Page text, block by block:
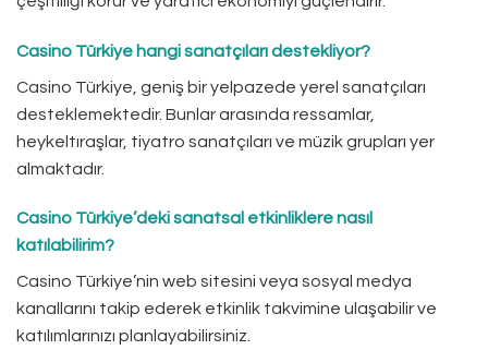
Casino Türkiye hangi sanatçıları destekliyor?
Casino Türkiye, geniş bir yelpazede yerel sanatçıları
desteklemektedir. Bunlar arasında ressamlar,
heykeltıraşlar, tiyatro sanatçıları ve müzik grupları yer
almaktadır.
Casino Türkiye’deki sanatsal etkinliklere nasıl
katılabilirim?
Casino Türkiye’nin web sitesini veya sosyal medya
kanallarını takip ederek etkinlik takvimine ulaşabilir ve
katılımlarınızı planlayabilirsiniz.